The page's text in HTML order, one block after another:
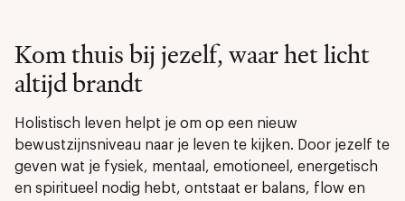
Kom thuis bij jezelf, waar het licht
altijd brandt
Holistisch leven helpt je om op een nieuw
bewustzijnsniveau naar je leven te kijken. Door jezelf te
geven wat je fysiek, mentaal, emotioneel, energetisch
en spiritueel nodig hebt, ontstaat er balans, flow en